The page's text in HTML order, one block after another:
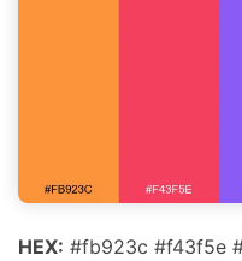
HEX: #fb923c #f43f5e